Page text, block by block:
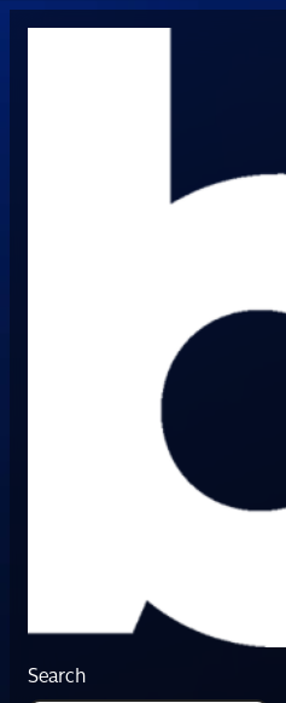
Search